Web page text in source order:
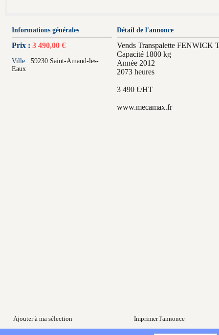
Informations générales
Prix : 3 490,00 €
Ville : 59230 Saint-Amand-les-
Eaux
Détail de l'annonce
Vends Transpalette FENWICK
Capacité 1800 kg
Année 2012
2073 heures
3 490 €/HT
www.mecamax.fr
Ajouter à ma sélection Imprimer l'annonce